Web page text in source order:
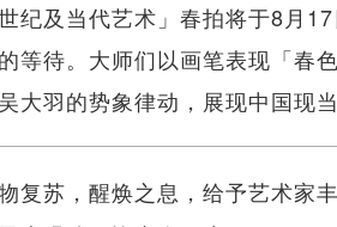
纪及当代艺术」春拍将于8月
等待。大师们以画笔表现「春
大羽的势象律动，展现中国现
苏，醒焕之息，给予艺术家